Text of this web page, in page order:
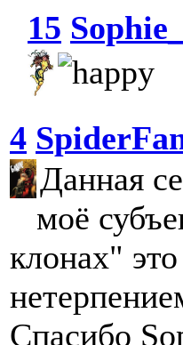
15
4
Данная
моё
клонах"
Спасибо